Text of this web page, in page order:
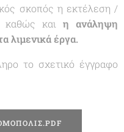
σκοπός η εκτέλεση /
καθώς και η ανάληψη
λιμενικά έργα.
το σχετικό έγγραφο